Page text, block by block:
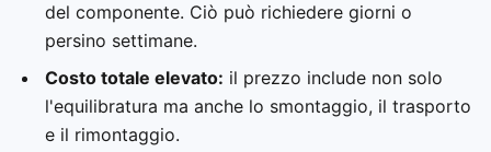
del componente. Ciò può richiedere giorni o
persino settimane.
Costo totale elevato: il prezzo include non solo
l'equilibratura ma anche lo smontaggio, il trasporto
e il rimontaggio.